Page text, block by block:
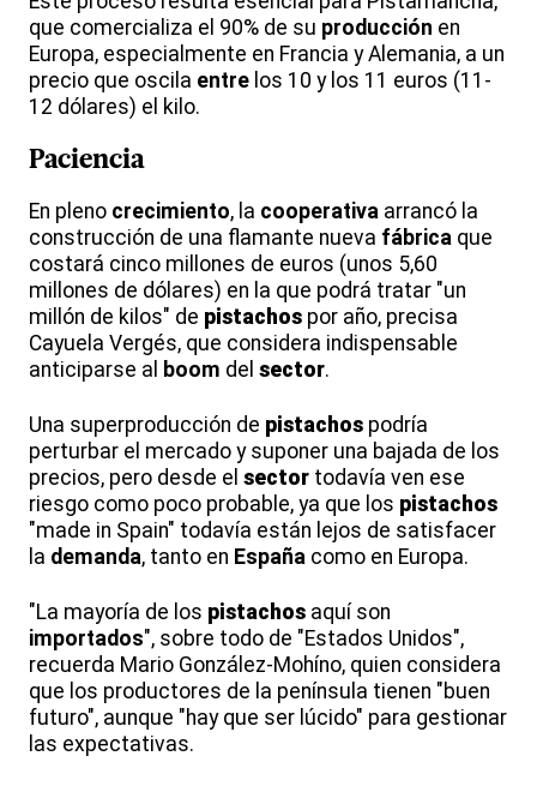
que comercializa el 90% de su producción en
Europa, especialmente en Francia y Alemania, a un
precio que oscila entre los 10 y los 11 euros (11-
12 dólares) el kilo.
Paciencia
En pleno crecimiento, la cooperativa arrancó la
construcción de una flamante nueva fábrica que
costará cinco millones de euros (unos 5,60
millones de dólares) en la que podrá tratar "un
millón de kilos" de pistachos por año, precisa
Cayuela Vergés, que considera indispensable
anticiparse al boom del sector.
Una superproducción de pistachos podría
perturbar el mercado y suponer una bajada de los
precios, pero desde el sector todavía ven ese
riesgo como poco probable, ya que los pistachos
"made in Spain" todavía están lejos de satisfacer
la demanda, tanto en España como en Europa.
"La mayoría de los pistachos aquí son
importados", sobre todo de "Estados Unidos",
recuerda Mario González-Mohíno, quien considera
que los productores de la península tienen "buen
futuro", aunque "hay que ser lúcido" para gestionar
las expectativas.